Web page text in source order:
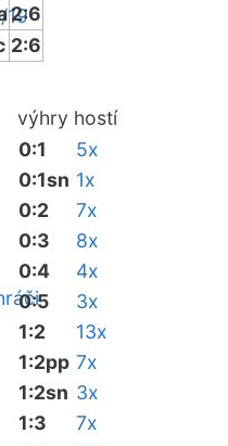
19
2:6
2:6
výhry hostí
0:1
5x
0:1sn 1x
0:2
7x
0:3
8x
0:4
4x
0:5
3x
1:2
13x
1:2pp 7x
1:2sn 3x
1:3
7x